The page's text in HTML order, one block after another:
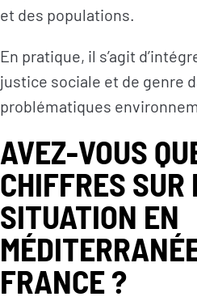
et des populations.
En pratique, il s’agit
justice sociale et de genre
problématiques
AVEZ-VOUS
CHIFFRES SUR
SITUATION EN
FRANCE ?